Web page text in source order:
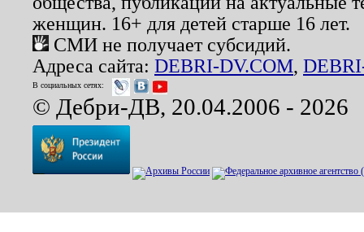
женщин. 16+ для детей старше 16 лет.
СМИ не получает субсидий.
Адреса сайта: DEBRI-DV.COM,
В социальных сетях:
© Дебри-ДВ, 20.04.2006 - 2026